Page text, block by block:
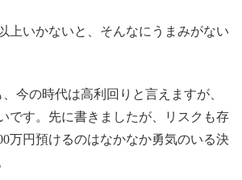
上いかないと、そんなにうまみがない
今の時代は高利回りと言えますが、
です。先に書きましたが、リスクも存
万円預けるのはなかなか勇気のいる決